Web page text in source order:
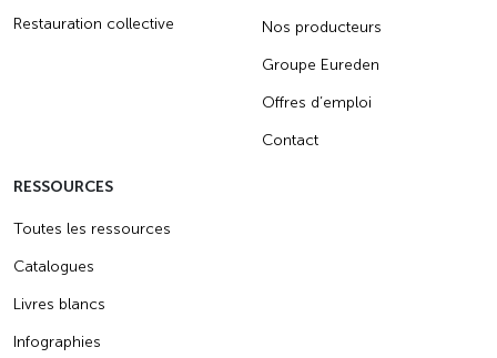
Restauration collective
Nos producteurs
Groupe Eureden
Offres d’emploi
Contact
RESSOURCES
Toutes les ressources
Catalogues
Livres blancs
Infographies